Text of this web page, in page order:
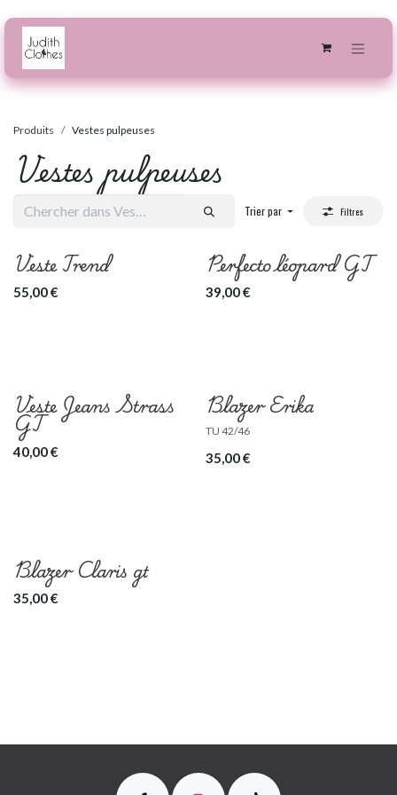
Produits Vestes pulpeuses
Vestes pulpeuses
Trier par Filtres
Veste Trend
55,00€
Perfecto léopard GT
39,00€
Veste Jeans Strass
GT
40,00€
Blazer Erika
TU 42/46
35,00€
Blazer Claris gt
35,00€